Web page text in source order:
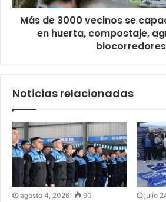
Más de 3000 vecinos se
en huerta, compostaje,
biocorredores
Noticias relacionadas
agosto 4, 2026 90 julio